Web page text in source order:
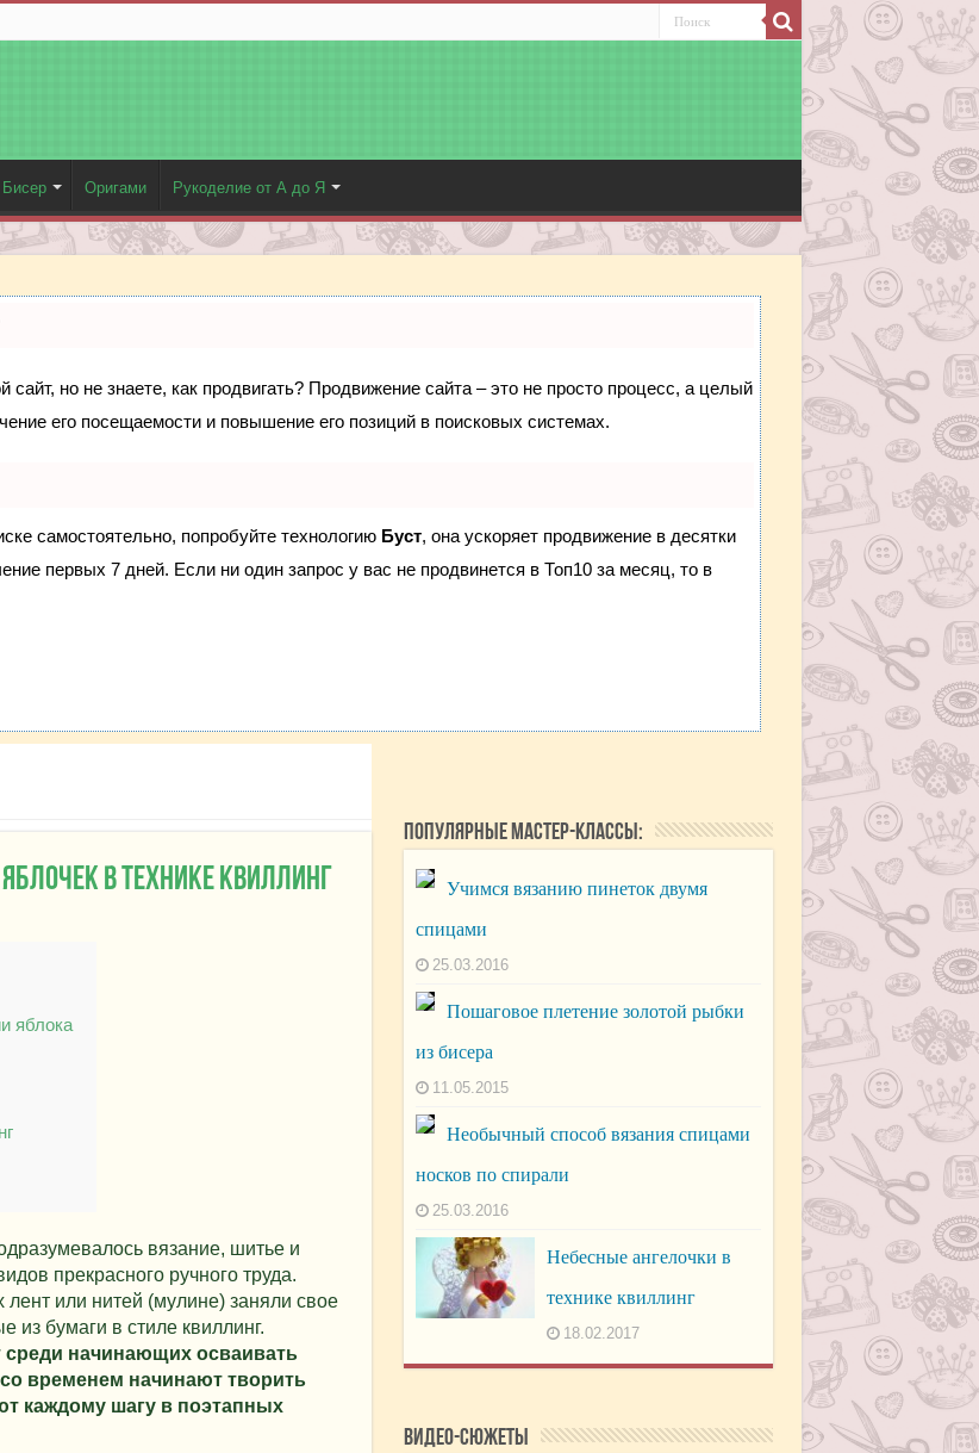
Бисер Оригами Рукоделие от А до Я
но не знаете, как продвигать? Продвижение сайта – это не просто процесс, а целый
его посещаемости и повышение его позиций в поисковых системах.
самостоятельно, попробуйте технологию Буст, она ускоряет продвижение в десятки
первых 7 дней. Если ни один запрос у вас не продвинется в Топ10 за месяц, то в
в технике квиллинг
яблока
вязание, шитье и
прекрасного ручного труда.
или нитей (мулине) заняли свое
из бумаги в стиле квиллинг.
начинающих осваивать
временем начинают творить
каждому шагу в поэтапных
Популярные мастер-классы:
Учимся вязанию пинеток двумя
спицами
25.03.2016
Пошаговое плетение золотой рыбки
из бисера
11.05.2015
Необычный способ вязания спицами
носков по спирали
25.03.2016
Небесные ангелочки в
технике квиллинг
18.02.2017
Видео-сюжеты